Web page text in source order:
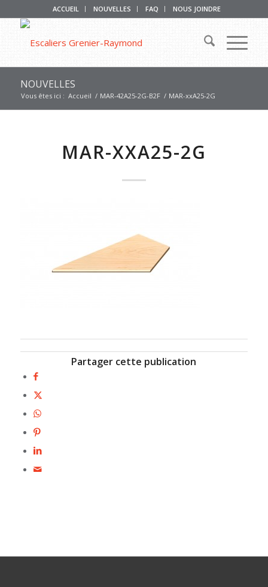
ACCUEIL NOUVELLES FAQ NOUS JOINDRE
NOUVELLES
Vous êtes ici : Accueil / MAR-42A25-2G-B2F / MAR-xxA25-2G
MAR-XXA25-2G
Partager cette publication